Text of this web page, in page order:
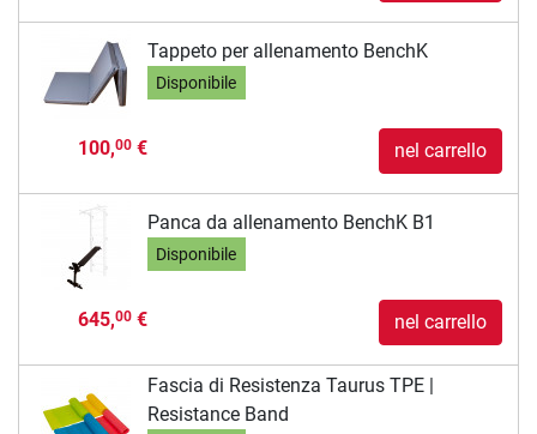
Tappeto per allenamento BenchK
Disponibile
100,00€ nel carrello
Panca da allenamento BenchK B1
Disponibile
645,00€ nel carrello
Fascia di Resistenza Taurus TPE |
Resistance Band